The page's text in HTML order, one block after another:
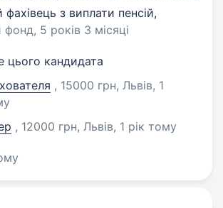
фахівець з виплати пенсій,
фонд, 5 років 3 місяці
кандидата
, 15000 грн, Львів, 1
, 12000 грн, Львів, 1 рік тому